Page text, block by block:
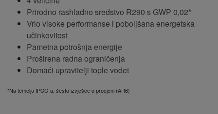
Prirodno rashladno sredstvo R290 s GWP 0,02*
Vrlo visoke performanse i poboljšana energetska
učinkovitost
Pametna potrošnja energije
Proširena radna ograničenja
Domaći upravitelji tople vodet
*Na temelju IPCC-a, šesto izvješće o procjeni (AR6)